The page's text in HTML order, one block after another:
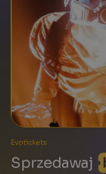
Evotickets
Sprzedawaj